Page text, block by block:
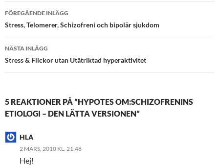
Inläggsnavigering
FÖREGÅENDE INLÄGG
Stress, Telomerer, Schizofreni och bipolär sjukdom
NÄSTA INLÄGG
Stress & Flickor utan Utåtriktad hyperaktivitet
5 REAKTIONER PÅ ”HYPOTES OM:SCHIZOFRENINS
ETIOLOGI – DEN LÄTTA VERSIONEN”
HLA
2 MARS, 2010 KL. 21:48
Hej!